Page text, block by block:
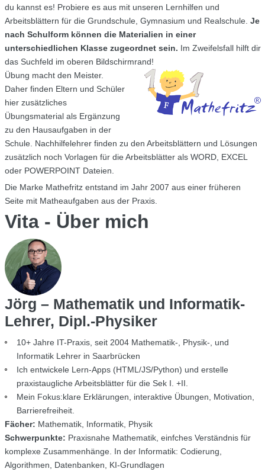
du kannst es! Probiere es aus mit unseren Lernhilfen und
Arbeitsblättern für die Grundschule, Gymnasium und Realschule. Je
nach Schulform können die Materialien in einer
unterschiedlichen Klasse zugeordnet sein. Im Zweifelsfall hilft dir
das Suchfeld im oberen Bildschirmrand!
Übung macht den Meister.
Daher finden Eltern und Schüler
hier zusätzliches
Übungsmaterial als Ergänzung
zu den Hausaufgaben in der
Schule. Nachhilfelehrer finden zu den Arbeitsblättern und Lösungen
zusätzlich noch Vorlagen für die Arbeitsblätter als WORD, EXCEL
oder POWERPOINT Dateien.
Die Marke Mathefritz entstand im Jahr 2007 aus einer früheren
Seite mit Matheaufgaben aus der Praxis.
Vita - Über mich
Jörg – Mathematik und Informatik-
Lehrer, Dipl.-Physiker
10+ Jahre IT-Praxis, seit 2004 Mathematik-, Physik-, und
Informatik Lehrer in Saarbrücken
Ich entwickele Lern-Apps (HTML/JS/Python) und erstelle
praxistaugliche Arbeitsblätter für die Sek I. +II.
Mein Fokus:klare Erklärungen, interaktive Übungen, Motivation,
Barrierefreiheit.
Fächer: Mathematik, Informatik, Physik
Schwerpunkte: Praxisnahe Mathematik, einfches Verständnis für
komplexe Zusammenhänge. In der Informatik: Codierung,
Algorithmen, Datenbanken, KI-Grundlagen